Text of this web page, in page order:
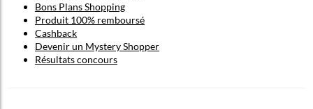
Bons Plans Shopping
Produit 100% remboursé
Cashback
Devenir un Mystery Shopper
Résultats concours